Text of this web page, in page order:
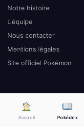
Accueil Pokédex
Notre histoire
L'équipe
Nous contacter
Mentions légales
Site officiel Pokémon
© Pokemon-France.com
marque de The Pokémon